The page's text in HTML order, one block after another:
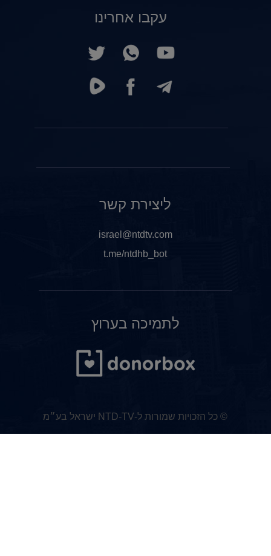
עקבו אחרינו
לתמיכה בערוץ
ליצירת קשר
israel@ntdtv.com
t.me/ntdhb_bot
© כל הזכויות שמורות ל-NTD-TV ישראל בע״מ